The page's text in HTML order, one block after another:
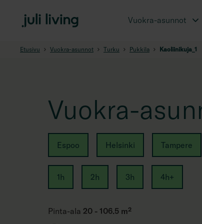
Vuokra-asunnot
Etusivu Vuokra-asunnot Turku Pukkila Kaoliinikuja_1
Vuokra-
Espoo Helsinki Tampere
1h 2h 3h 4h+
Pinta-ala 20 - 106.5 m²